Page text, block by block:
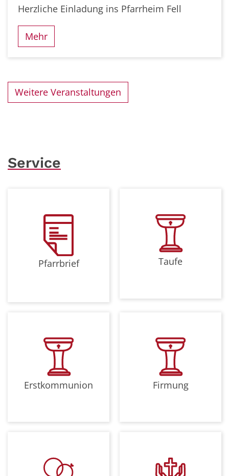
Herzliche Einladung ins Pfarrheim Fell
Mehr
Weitere Veranstaltungen
Service
Pfarrbrief Taufe
Erstkommunion Firmung